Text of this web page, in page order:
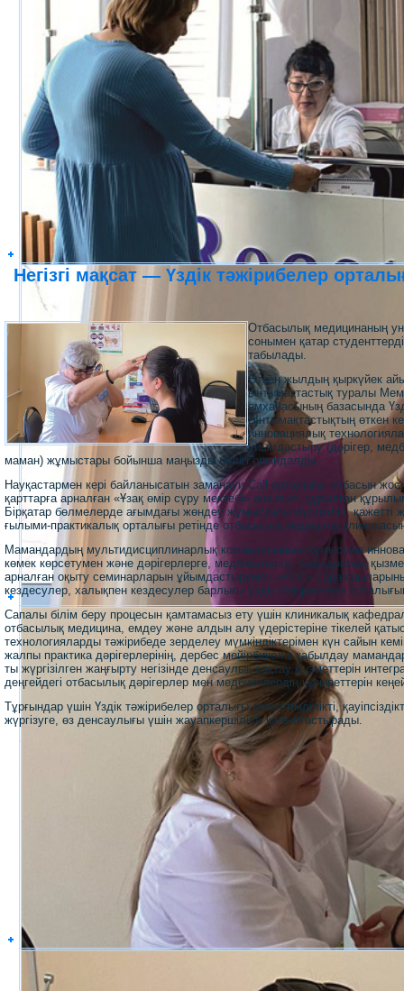
Негізгі мақсат — Үздік тәжірибелер
Отбасылық медицинаның
сонымен қатар
табылады.
Өткен жылдың қыркүйек
ынтымақтастық туралы
емханасының базасында
Ынтымақтастықтың өткен
инновациялық
ұйымдастыру (дәрігер,
маман) жұмыстары бойынша маңызды бөлігі орындалды.
Науқастармен кері байланысатын заманауи Сall-орталығы, отбасын
қарттарға арналған «Ұзақ өмір сүру мектебі» ашылып, құрылған
Бірқатар бөлмелерде ағымдағы жөндеу жұмыстары жүргізіліп,
ғылыми-практикалық орталығы ретінде отбасылық медицина
Мамандардың мультидисциплинарлық командасының жұмысына
көмек көрсетумен және дәрігерлерге, медбикелерге, кафедралық
арналған оқыту семинарларын ұйымдастырумен «РНС»
кездесулер, халықпен кездесулер барлығы үздік тәжірибелер
Сапалы білім беру процесын қамтамасыз ету үшін клиникалық
отбасылық медицина, емдеу және алдын алу үдерістеріне тікелей
технологияларды тәжірибеде зерделеу мүмкіндіктерімен күн сайын
жалпы практика дәрігерлерінің, дербес мейірбикелік қабылдау
ты жүргізілген жаңғырту негізінде денсаулық сақтау қызметтерін
деңгейдегі отбасылық дәрігерлер мен медбикелердің құзыреттерін
Тұрғындар үшін Үздік тәжірибелер орталығы қолжетімділікті,
жүргізуге, өз денсаулығы үшін жауапкершілікті қалыптастырады.